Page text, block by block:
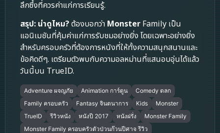
ลึกซึ้งที่ควรค่าแก่การเรียนรู้.
สรุป: น่าดูไหม?ต้องบอกว่า Monster Family เป็น
แอนิเมชันที่คุ้มค่าแก่การรับชมอย่างยิ่ง โดยเฉพาะอย่างยิ่ง
สำหรับครอบครัวที่ต้องการหนังที่ให้ทั้งความสนุกสนานและ
ข้อคิดดีๆ. เตรียมตัวพบกับความอลหม่านที่แสนอบอุ่นได้แล้ว
วันนี้บน TrueID.
Adventure ผจญภัย Animation การ์ตูน
Comedy ตลก
Family ครอบครัว
Fantasy จินตนาการ Kids
Monster
TrueID
รีวิวหนัง หนังปี 2017 หนังฝรั่ง
Monster Family
Monster Family ครอบครัวตัวป่วนก๊วนปีศาจ รีวิว